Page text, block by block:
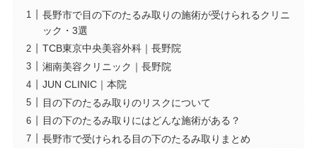
長野市で目の下のたるみ取りの施術が受けられるクリニ
ック・3選
TCB東京中央美容外科｜長野院
湘南美容クリニック｜長野院
JUN CLINIC｜本院
目の下のたるみ取りのリスクについて
目の下のたるみ取りにはどんな施術がある？
長野市で受けられる目の下のたるみ取りまとめ